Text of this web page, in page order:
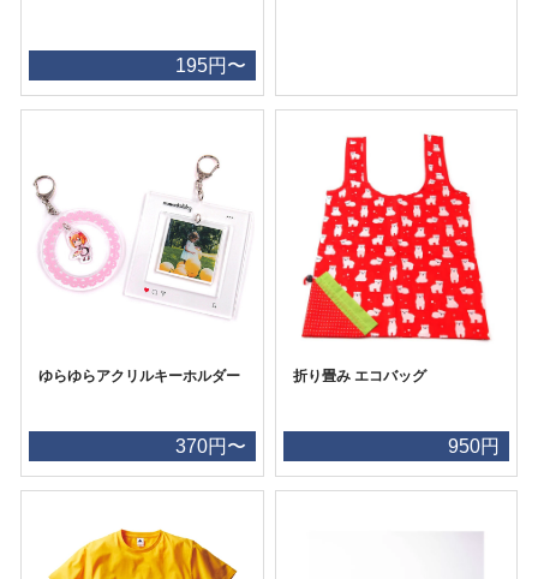
195円〜
ゆらゆらアクリルキーホルダー
370円〜
折り畳み エコバッグ
950円